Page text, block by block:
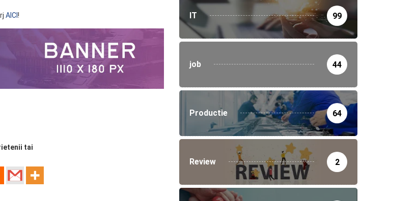
AICI!
tai
IT 99
job 44
Productie 64
Review 2